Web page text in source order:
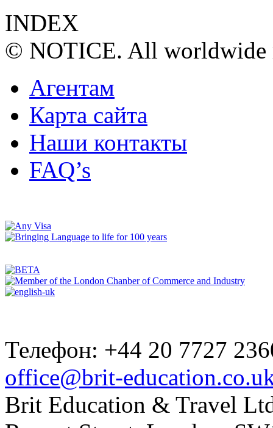
INDEX
© NOTICE. All worldwide
Агентам
Карта сайта
Наши контакты
FAQ’s
Телефон: +44 20 7727
office@brit-
Brit Education & Travel